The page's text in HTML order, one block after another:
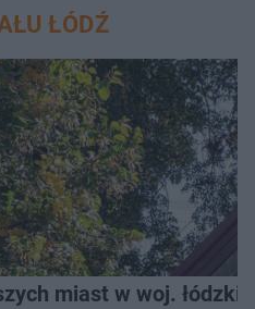
ŁÓDŹ
miast w woj.